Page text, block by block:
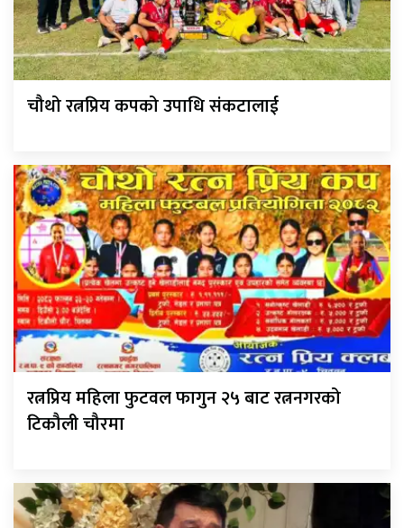
चौथो रत्नप्रिय कपको उपाधि संकटालाई
रत्नप्रिय महिला फुटवल फागुन २५ बाट रत्ननगरको
टिकौली चौरमा